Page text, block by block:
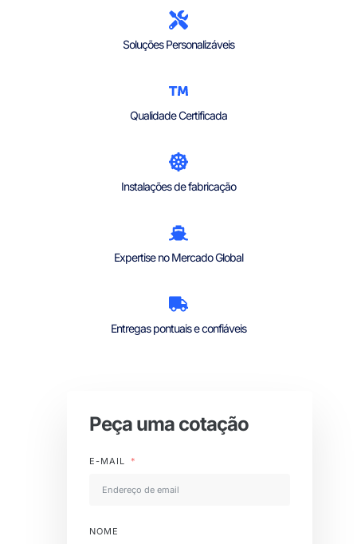
Soluções Personalizáveis
Qualidade Certificada
Instalações de fabricação
Expertise no Mercado Global
Entregas pontuais e confiáveis
Peça uma cotação
E-MAIL
NOME